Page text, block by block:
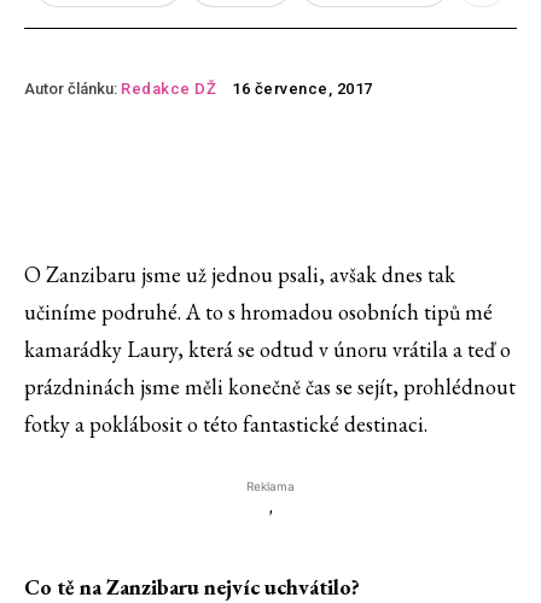
Autor článku: Redakce DŽ 16 července, 2017
O Zanzibaru jsme už jednou psali, avšak dnes tak
učiníme podruhé. A to s hromadou osobních tipů mé
kamarádky Laury, která se odtud v únoru vrátila a teď o
prázdninách jsme měli konečně čas se sejít, prohlédnout
fotky a poklábosit o této fantastické destinaci.
Reklama
'
Co tě na Zanzibaru nejvíc uchvátilo?